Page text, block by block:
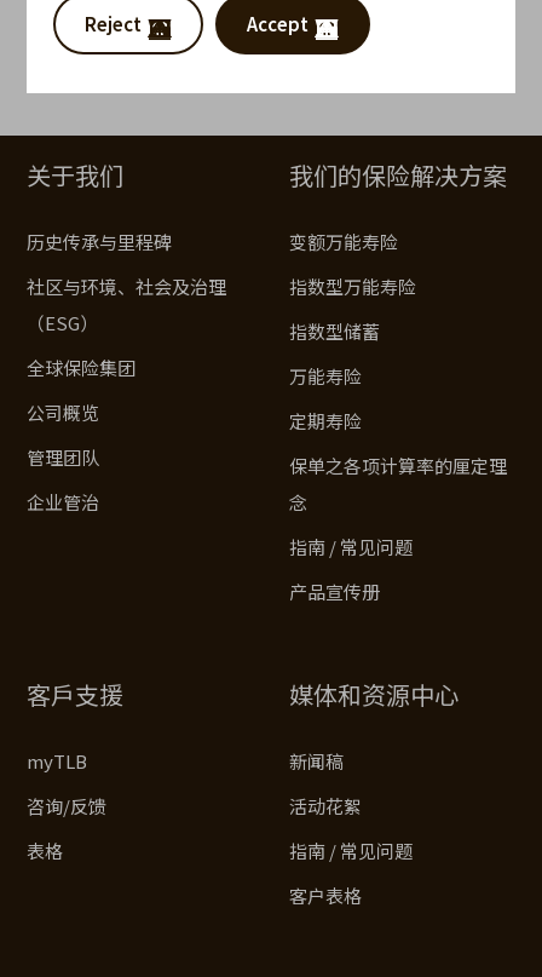
指南 / 常见问题
Reject Accept
关于我们
历史传承与里程碑
社区与环境、社会及治理
（ESG）
全球保险集团
公司概览
管理团队
企业管治
我们的保险解决方案
变额万能寿险
指数型万能寿险
指数型储蓄
万能寿险
定期寿险
保单之各项计算率的厘定理
念
指南 / 常见问题
产品宣传册
客戶支援
myTLB
咨询/反馈
表格
媒体和资源中心
新闻稿
活动花絮
指南 / 常见问题
客户表格